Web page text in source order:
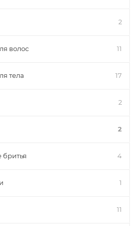
2
волос 11
тела 17
2
2
бритья 4
1
11